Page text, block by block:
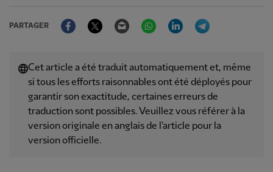
PARTAGER
FacebookTwitter Email WhatsAppLinkedIn
Cet article a été traduit automatiquement et, même
si tous les efforts raisonnables ont été déployés pour
garantir son exactitude, certaines erreurs de
traduction sont possibles. Veuillez vous référer à la
version originale en anglais de l'article pour la
version officielle.